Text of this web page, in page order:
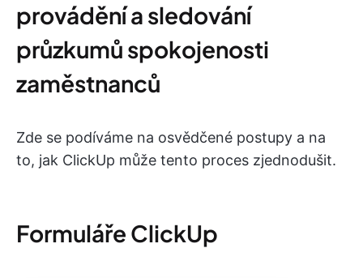
provádění a sledování
průzkumů spokojenosti
zaměstnanců
Zde se podíváme na osvědčené postupy a na
to, jak ClickUp může tento proces zjednodušit.
Formuláře ClickUp